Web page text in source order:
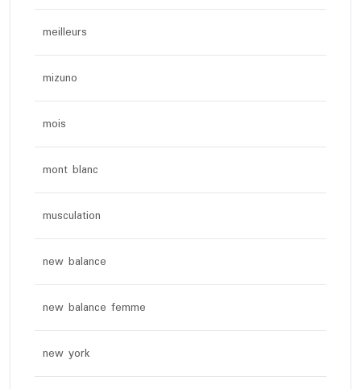
meilleurs
mizuno
mois
mont blanc
musculation
new balance
new balance femme
new york